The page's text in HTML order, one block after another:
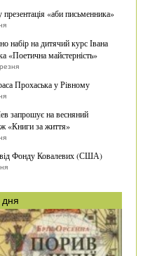
«аби письменника»
набір на дитячий курс Івана
«Поетична майстерність»
Прохаська у Рівному
запрошує на весняний
«Книги за життя»
Фонду Ковалевих (США)
дня